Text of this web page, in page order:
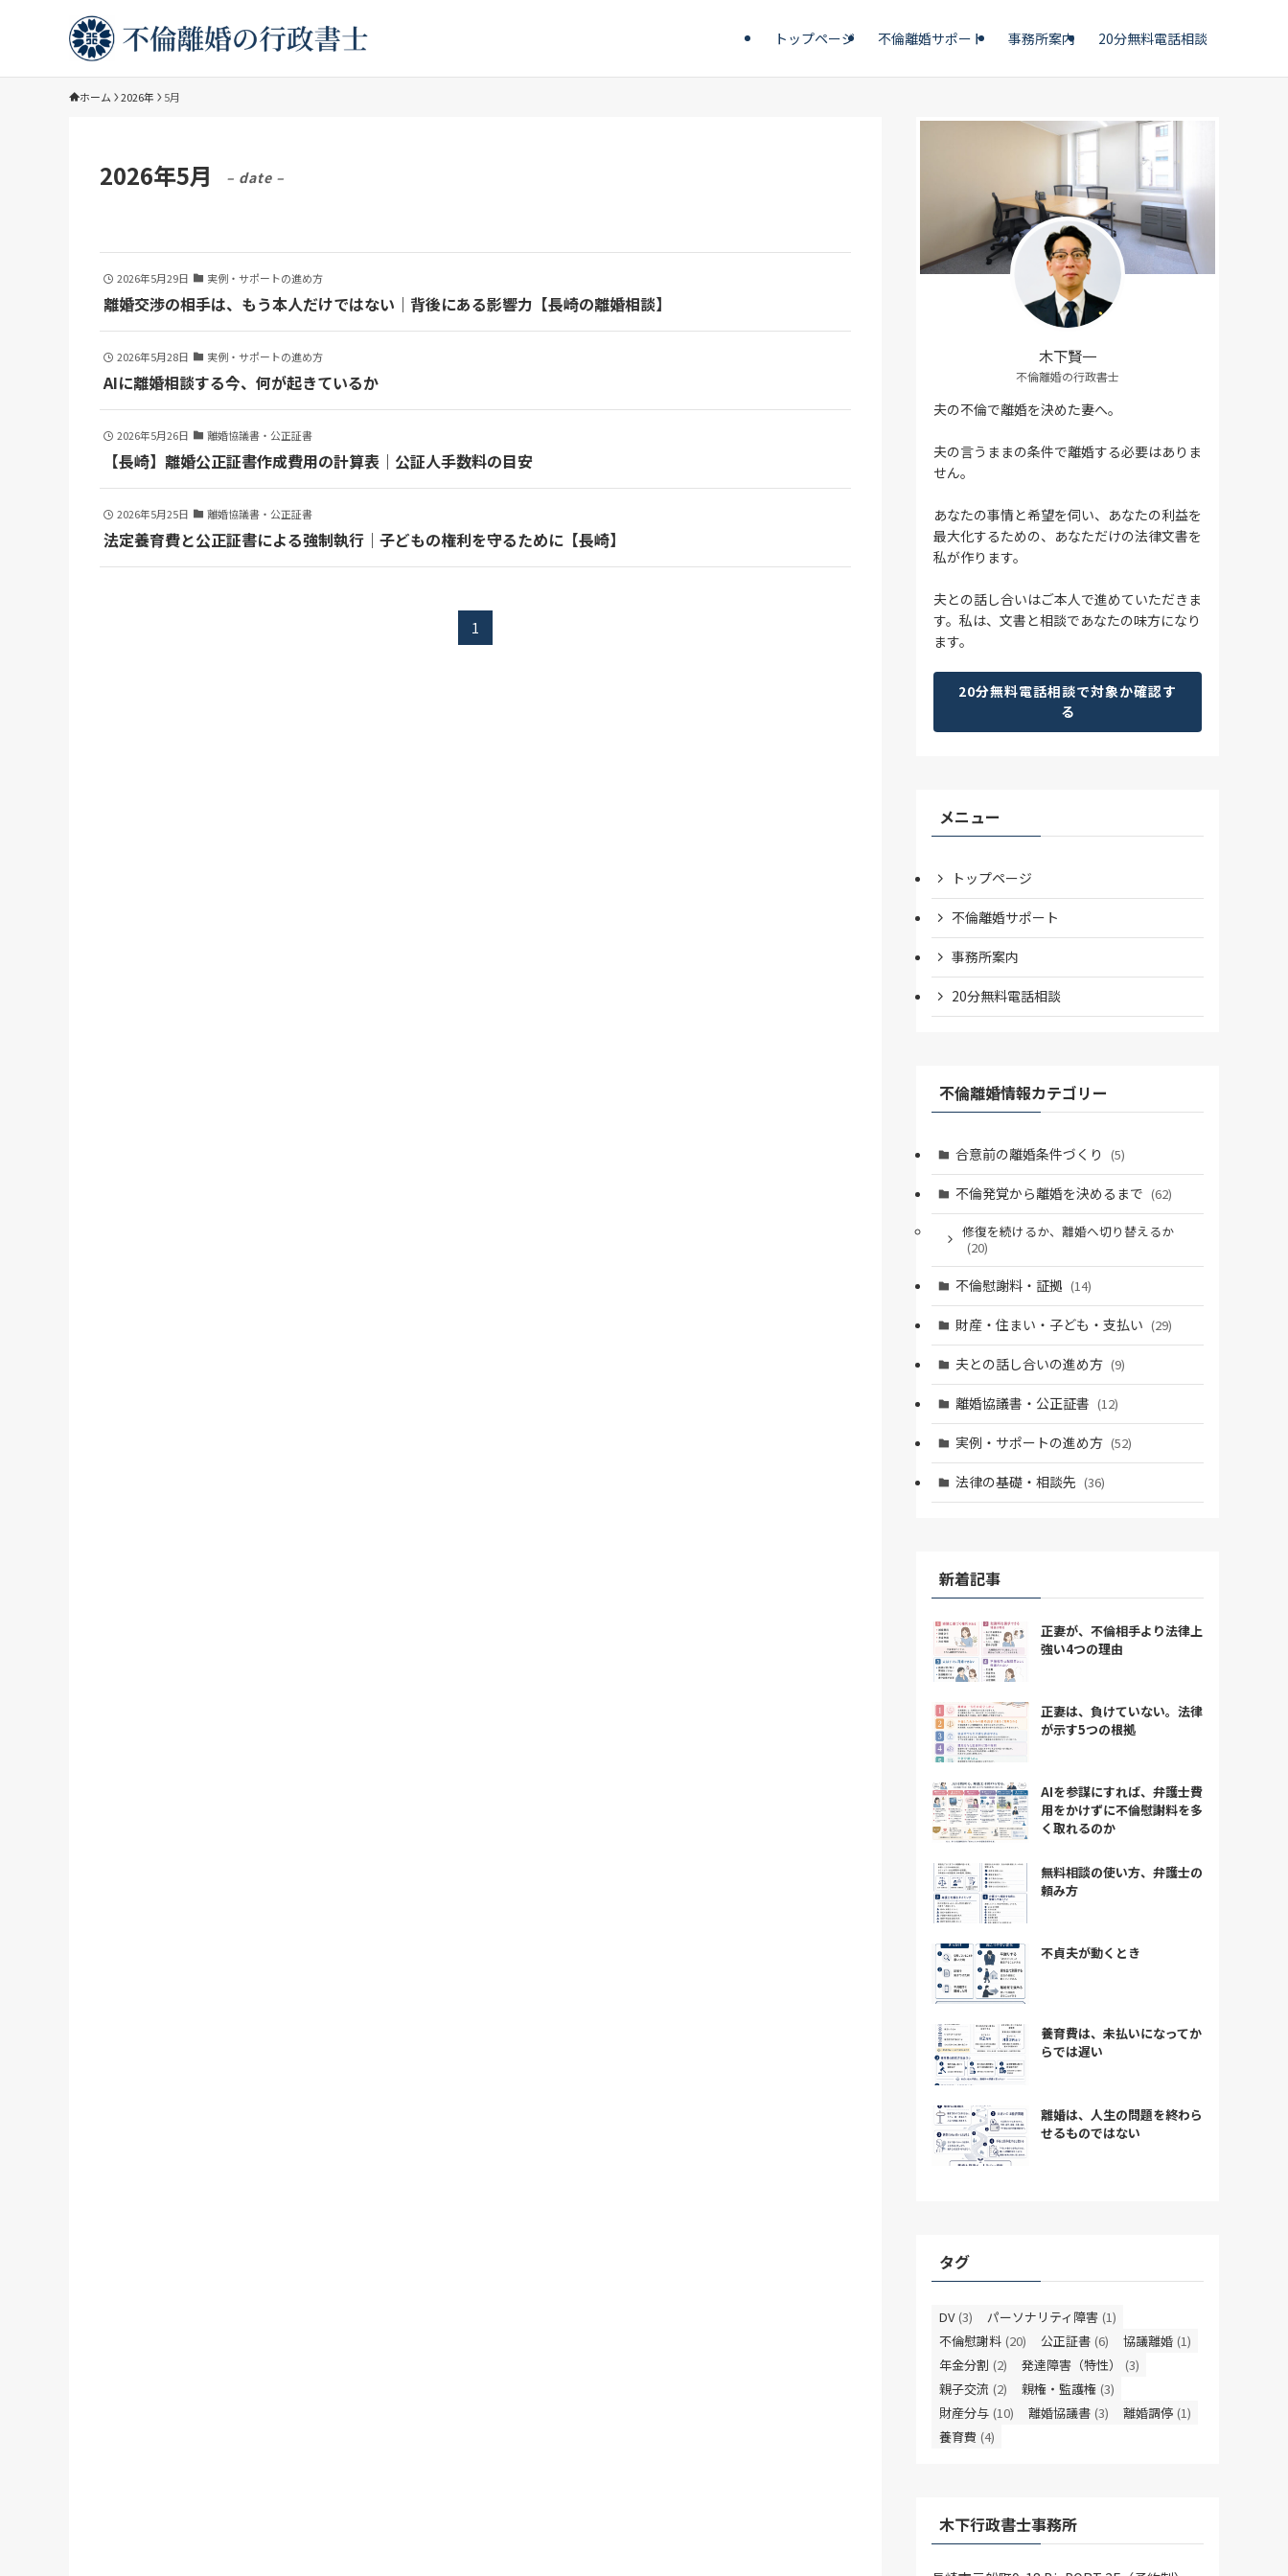
トップページ 不倫離婚サポート 事務所案内 20分無料電話相談
ホーム 2026年 5月
2026年5月 – date –
2026年5月29日 実例・サポートの進め方
離婚交渉の相手は、もう本人だけではない｜背後にある影響力【長崎の離婚相談】
2026年5月28日 実例・サポートの進め方
AIに離婚相談する今、何が起きているか
2026年5月26日 離婚協議書・公正証書
【長崎】離婚公正証書作成費用の計算表｜公証人手数料の目安
2026年5月25日 離婚協議書・公正証書
法定養育費と公正証書による強制執行｜子どもの権利を守るために【長崎】
1
木下賢一
不倫離婚の行政書士
夫の不倫で離婚を決めた妻へ。
夫の言うままの条件で離婚する必要はありま
せん。
あなたの事情と希望を伺い、あなたの利益を
最大化するための、あなただけの法律文書を
私が作ります。
夫との話し合いはご本人で進めていただきま
す。私は、文書と相談であなたの味方になり
ます。
20分無料電話相談で対象か確認す
る
メニュー
トップページ
不倫離婚サポート
事務所案内
20分無料電話相談
不倫離婚情報カテゴリー
合意前の離婚条件づくり (5)
不倫発覚から離婚を決めるまで (62)
修復を続けるか、離婚へ切り替えるか
(20)
不倫慰謝料・証拠 (14)
財産・住まい・子ども・支払い (29)
夫との話し合いの進め方 (9)
離婚協議書・公正証書 (12)
実例・サポートの進め方 (52)
法律の基礎・相談先 (36)
新着記事
正妻が、不倫相手より法律上
強い4つの理由
正妻は、負けていない。法律
が示す5つの根拠
AIを参謀にすれば、弁護士費
用をかけずに不倫慰謝料を多
く取れるのか
無料相談の使い方、弁護士の
頼み方
不貞夫が動くとき
養育費は、未払いになってか
らでは遅い
離婚は、人生の問題を終わら
せるものではない
タグ
DV (3) パーソナリティ障害 (1)
不倫慰謝料 (20) 公正証書 (6) 協議離婚 (1)
年金分割 (2) 発達障害（特性）
(3)
親子交流 (2) 親権・監護権 (3)
財産分与 (10) 離婚協議書 (3) 離婚調停 (1)
養育費 (4)
木下行政書士事務所